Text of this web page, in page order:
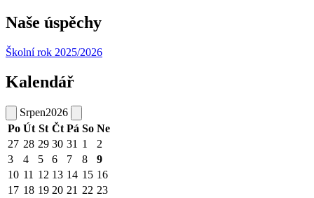
Naše úspěchy
Školní rok 2025/2026
Kalendář
Srpen2026
Po Út St Čt Pá So Ne
27 28 29 30 31 1
2
3
4 5 6 7 8
9
10 11 12 13 14 15 16
17 18 19 20 21 22 23